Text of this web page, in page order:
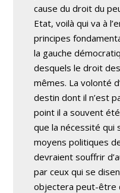
cause du droit du
Etat, voilà qui va à
principes
la gauche
desquels le droit
mêmes. La volonté
destin dont il n’est
point il a souvent
que la nécessité qui
moyens politiques
devraient souffrir
par ceux qui se
objectera peut-être